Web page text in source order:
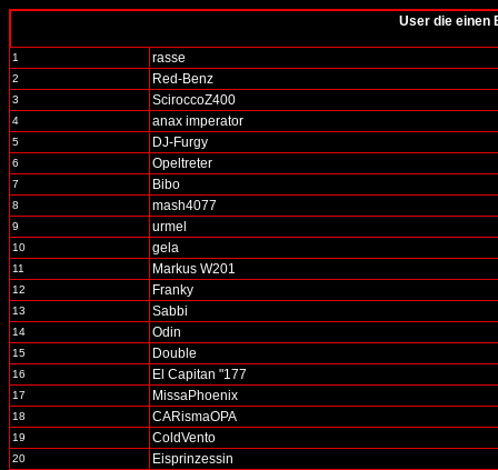
User die einen
1 rasse
2 Red-Benz
3 SciroccoZ400
4 anax imperator
5 DJ-Furgy
6 Opeltreter
7 Bibo
8 mash4077
9 urmel
10 gela
11 Markus W201
12 Franky
13 Sabbi
14 Odin
15 Double
16 El Capitan "177
17 MissaPhoenix
18 CARismaOPA
19 ColdVento
20 Eisprinzessin